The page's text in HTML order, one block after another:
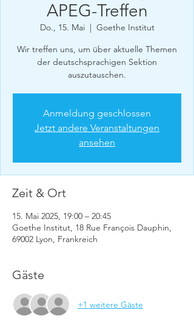
APEG-Treffen
Do., 15. Mai
  |
Goethe Institut
Wir treffen uns, um über aktuelle Themen
der deutschsprachigen Sektion
auszutauschen.
Anmeldung geschlossen
Jetzt andere Veranstaltungen
ansehen
Zeit & Ort
15. Mai 2025, 19:00 – 20:45
Goethe Institut, 18 Rue François Dauphin,
69002 Lyon, Frankreich
Gäste
+1 weitere Gäste